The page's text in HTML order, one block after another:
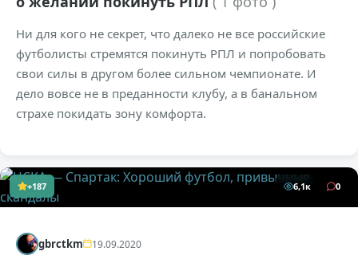
Ни для кого не секрет, что далеко не все российские
футболисты стремятся покинуть РПЛ и попробовать
свои силы в другом более сильном чемпионате. И
дело вовсе не в преданности клубу, а в банальном
страхе покидать зону комфорта.
+187 6,1к 0
gbrctkm 19.09.2020